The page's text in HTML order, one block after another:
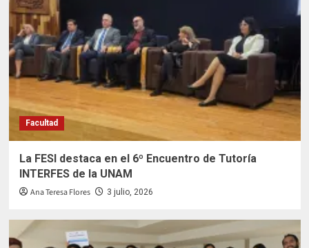
Facultad
La FESI destaca en el 6º Encuentro de Tutoría
INTERFES de la UNAM
Ana Teresa Flores 3 julio, 2026